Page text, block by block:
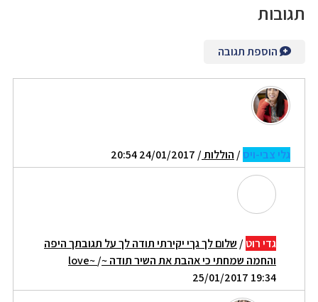
תגובות
הוספת תגובה
גלי צבי-ויס/ הוללות/ 24/01/2017 20:54
גדי רוט/ שלום לך גךי יקירתי תודה לך על תגובתך היפה
והחמה שמחתי כי אהבת את השיר תודה ~love~/
25/01/2017 19:34